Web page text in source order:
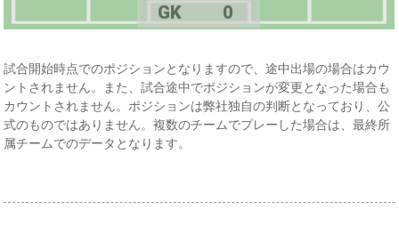
GK 0
試合開始時点でのポジションとなりますので、途中出場の場合はカウ
ントされません。また、試合途中でポジションが変更となった場合も
カウントされません。ポジションは弊社独自の判断となっており、公
式のものではありません。複数のチームでプレーした場合は、最終所
属チームでのデータとなります。